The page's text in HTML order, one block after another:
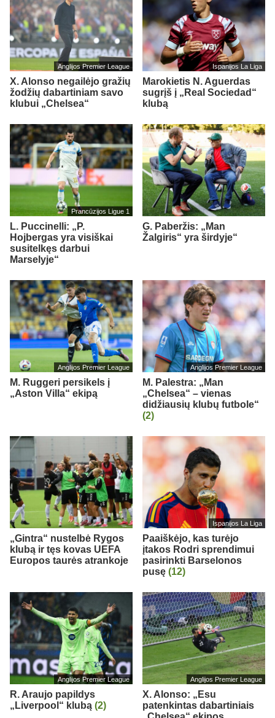
Anglijos Premier League
X. Alonso negailėjo gražių
žodžių dabartiniam savo
klubui „Chelsea“
Ispanijos La Liga
Marokietis N. Aguerdas
sugrįš į „Real Sociedad“
klubą
Prancūzijos Ligue 1
L. Puccinelli: „P.
Hojbergas yra visiškai
susitelkęs darbui
Marselyje“
G. Paberžis: „Man
Žalgiris“ yra širdyje“
Anglijos Premier League
M. Ruggeri persikels į
„Aston Villa“ ekipą
Anglijos Premier League
M. Palestra: „Man
„Chelsea“ – vienas
didžiausių klubų futbole“
(2)
„Gintra“ nustelbė Rygos
klubą ir tęs kovas UEFA
Europos taurės atrankoje
Ispanijos La Liga
Paaiškėjo, kas turėjo
įtakos Rodri sprendimui
pasirinkti Barselonos
pusę (12)
Anglijos Premier League
R. Araujo papildys
„Liverpool“ klubą (2)
Anglijos Premier League
X. Alonso: „Esu
patenkintas dabartiniais